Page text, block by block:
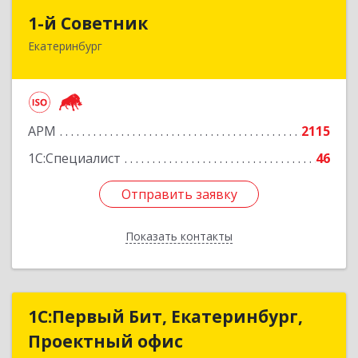
1-й Советник
Екатеринбург
АРМ
2115
1С:Специалист
46
Отправить заявку
Показать контакты
620144, Свердловская обл, Екатеринбург г, 8
Отправить заявку
Назад
1С:Первый Бит, Екатеринбург,
Проектный офис
1С:Первый Бит, Екатеринбург,
Проектный офис